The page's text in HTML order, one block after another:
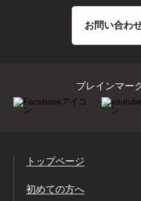
お問い合わ
ブレインマー
トップページ
初めての方へ